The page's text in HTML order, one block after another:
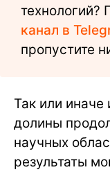
технологий?
канал в
пропустите
Так или иначе
долины
научных
результаты